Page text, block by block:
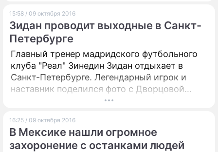
членов экипажа, 172 пассажира, из них 25 –
дети, передает Life.ru. Воздушное судно
приземлилось после нескольких попыток.
Взлетную полосу временно закрыли, чтобы
обеспечить безопасность экипажа и
пассажиров лайнера. Пострадавших нет.
Позднее выяснилось, что у лайнера
разорвало покрышку левого колеса шасси
места ЧП.
15:58 / 09 октября 2016
Зидан проводит выходные в Санкт-
Петербурге
Главный тренер мадридского футбольного
клуба "Реал" Зинедин Зидан отдыхает в
Санкт-Петербурге. Легендарный игрок и
наставник поделился фото с Дворцовой
16:25 / 09 октября 2016
В Мексике нашли огромное
захоронение с останками людей